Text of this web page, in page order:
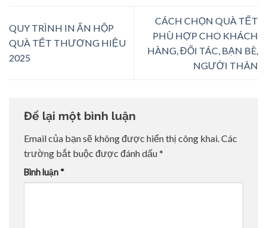
QUY TRÌNH IN ẤN HỘP
QUÀ TẾT THƯƠNG HIỆU
2025
CÁCH CHỌN QUÀ TẾT
PHÙ HỢP CHO KHÁCH
HÀNG, ĐỐI TÁC, BẠN BÈ,
NGƯỜI THÂN
Để lại một bình luận
Email của bạn sẽ không được hiển thị công khai. Các
trường bắt buộc được đánh dấu*
Bình luận *